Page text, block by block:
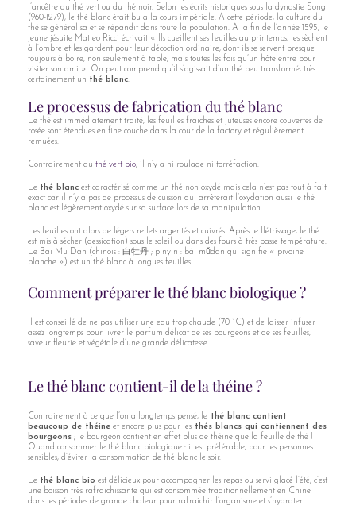
l’ancêtre du thé vert ou du thé noir. Selon les écrits historiques sous la dynastie Song
(960-1279), le thé blanc était bu à la cours impériale. A cette période, la culture du
thé se généralisa et se répandit dans toute la population. A la fin de l’année 1595, le
jeune jésuite Matteo Ricci écrivait « Ils cueillent ses feuilles au printemps, les sèchent
à l’ombre et les gardent pour leur décoction ordinaire, dont ils se servent presque
toujours à boire, non seulement à table, mais toutes les fois qu’un hôte entre pour
visiter son ami ». On peut comprend qu’il s’agissait d’un thé peu transformé, très
certainement un thé blanc.
Le processus de fabrication du thé blanc
Le thé est immédiatement traité, les feuilles fraiches et juteuses encore couvertes de
rosée sont étendues en fine couche dans la cour de la factory et régulièrement
remuées.
Contrairement au thé vert bio, il n’y a ni roulage ni torréfaction.
Le thé blanc est caractérisé comme un thé non oxydé mais cela n’est pas tout à fait
exact car il n’y a pas de processus de cuisson qui arrêterait l’oxydation aussi le thé
blanc est légèrement oxydé sur sa surface lors de sa manipulation.
Les feuilles ont alors de légers reflets argentés et cuivrés. Après le flétrissage, le thé
est mis à sécher (dessication) sous le soleil ou dans des fours à très basse température.
Le Bai Mu Dan (chinois : 白牡丹 ; pinyin : bái mǔdān qui signifie « pivoine
blanche ») est un thé blanc à longues feuilles.
Comment préparer le thé blanc biologique ?
Il est conseillé de ne pas utiliser une eau trop chaude (70 °C) et de laisser infuser
assez longtemps pour livrer le parfum délicat de ses bourgeons et de ses feuilles,
saveur fleurie et végétale d’une grande délicatesse.
Le thé blanc contient-il de la théine ?
Contrairement à ce que l’on a longtemps pensé, le thé blanc contient
beaucoup de théine et encore plus pour les thés blancs qui contiennent des
bourgeons ; le bourgeon contient en effet plus de théine que la feuille de thé !
Quand consommer le thé blanc biologique : il est préférable, pour les personnes
sensibles, d’éviter la consommation de thé blanc le soir.
Le thé blanc bio est délicieux pour accompagner les repas ou servi glacé l’été, c’est
une boisson très rafraichissante qui est consommée traditionnellement en Chine
dans les périodes de grande chaleur pour rafraichir l’organisme et s’hydrater.